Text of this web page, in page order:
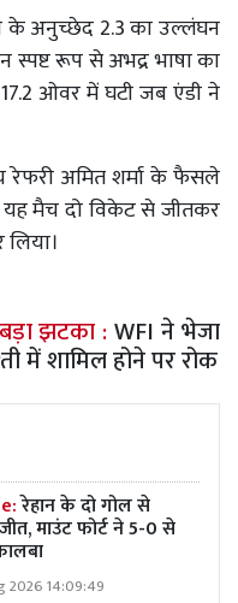
के अनुच्छेद 2.3 का उल्लंघन
स्पष्ट रूप से अभद्र भाषा का
ओवर में घटी जब एंडी ने
रेफरी अमित शर्मा के फैसले
यह मैच दो विकेट से जीतकर
झटका :WFI ने भेजा
में शामिल होने पर रोक
रेहान के दो गोल से
माउंट फोर्ट ने 5-0 से
2026 14:09:49